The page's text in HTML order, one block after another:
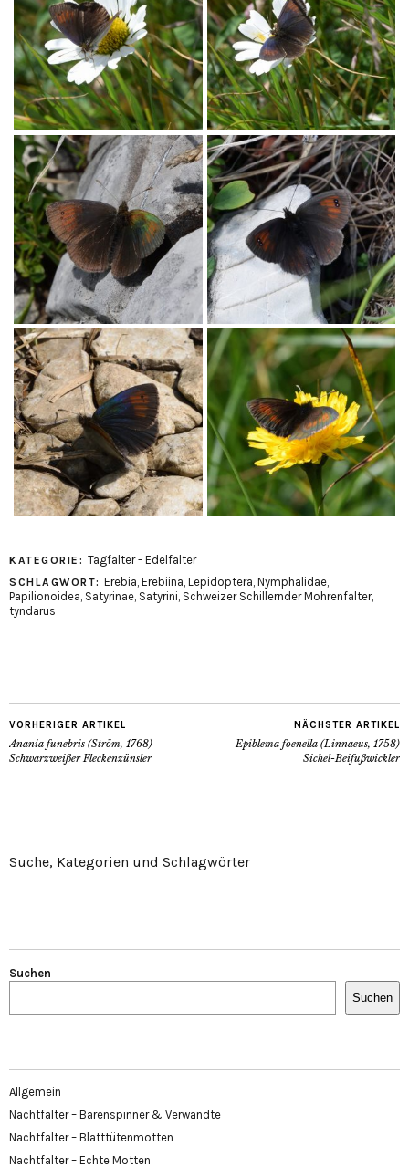
KATEGORIE: Tagfalter - Edelfalter
SCHLAGWORT: Erebia, Erebiina, Lepidoptera, Nymphalidae,
Papilionoidea, Satyrinae, Satyrini, Schweizer Schillernder Mohrenfalter,
tyndarus
VORHERIGER ARTIKEL
Anania funebris (Ström, 1768)
Schwarzweißer Fleckenzünsler
NÄCHSTER ARTIKEL
Epiblema foenella (Linnaeus, 1758)
Sichel-Beifußwickler
Suche, Kategorien und Schlagwörter
Suchen
Suchen
Allgemein
Nachtfalter – Bärenspinner & Verwandte
Nachtfalter – Blatttütenmotten
Nachtfalter – Echte Motten